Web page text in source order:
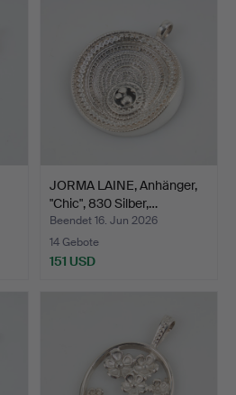
JORMA LAINE, Anhänger,
"Chic", 830 Silber,…
Beendet 16. Jun 2026
14 Gebote
151 USD